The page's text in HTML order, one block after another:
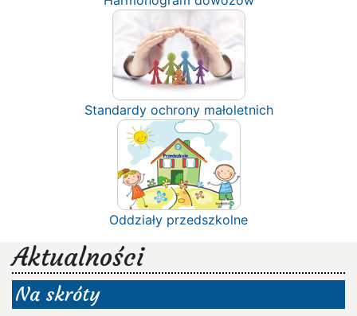
Standardy ochrony małoletnich
Oddziały przedszkolne
Aktualności
Na skróty